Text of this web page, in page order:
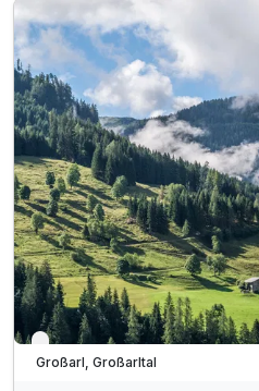
2 x Schlemmen am Abendbuffet
1 x Tageseintritt Alpentherme
inkl. 2 Kinder bis 11,9 Jahre im
inkl. Willkommens-Getränk
inkl. Gastein Card mit vielen
inkl. Nutzung des
inkl. kuscheligem
inkl. Aquagymnastik (lt.
Tipp: Skiverleih direkt im
Nur noch bis Oktober
Großarl, Großarltal